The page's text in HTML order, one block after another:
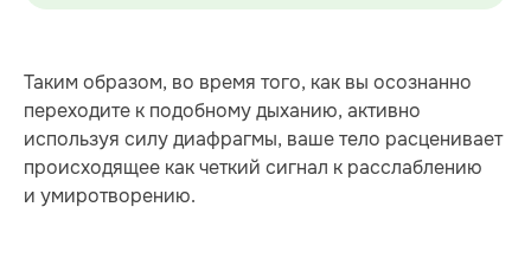
Таким образом, во время того, как вы осознанно
переходите к подобному дыханию, активно
используя силу диафрагмы, ваше тело расценивает
происходящее как четкий сигнал к расслаблению
и умиротворению.